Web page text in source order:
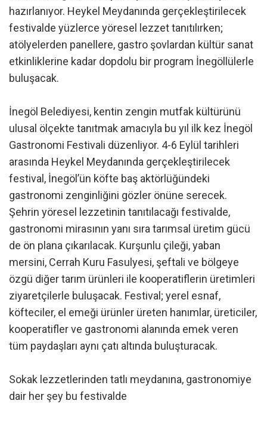
hazırlanıyor. Heykel Meydanında gerçekleştirilecek
festivalde yüzlerce yöresel lezzet tanıtılırken;
atölyelerden panellere, gastro şovlardan kültür sanat
etkinliklerine kadar dopdolu bir program İnegöllülerle
buluşacak.
İnegöl Belediyesi, kentin zengin mutfak kültürünü
ulusal ölçekte tanıtmak amacıyla bu yıl ilk kez İnegöl
Gastronomi Festivali düzenliyor. 4-6 Eylül tarihleri
arasında Heykel Meydanında gerçekleştirilecek
festival, İnegöl’ün köfte baş aktörlüğündeki
gastronomi zenginliğini gözler önüne serecek.
Şehrin yöresel lezzetinin tanıtılacağı festivalde,
gastronomi mirasının yanı sıra tarımsal üretim gücü
de ön plana çıkarılacak. Kurşunlu çileği, yaban
mersini, Cerrah Kuru Fasulyesi, şeftali ve bölgeye
özgü diğer tarım ürünleri ile kooperatiflerin üretimleri
ziyaretçilerle buluşacak. Festival; yerel esnaf,
köfteciler, el emeği ürünler üreten hanımlar, üreticiler,
kooperatifler ve gastronomi alanında emek veren
tüm paydaşları aynı çatı altında buluşturacak.
Sokak lezzetlerinden tatlı meydanına, gastronomiye
dair her şey bu festivalde